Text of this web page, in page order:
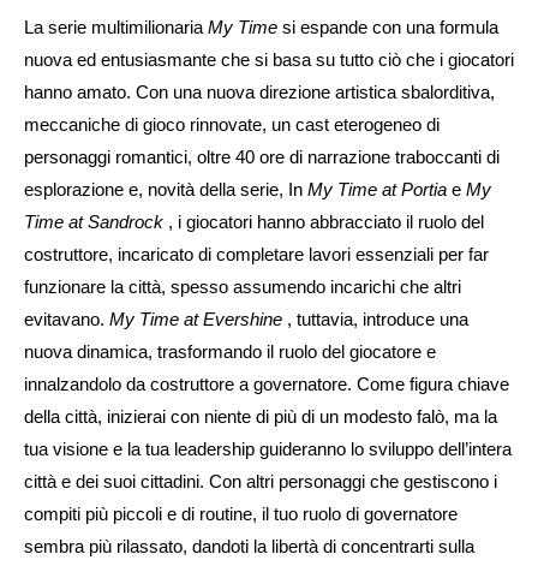
La serie multimilionaria My Time si espande con una formula
nuova ed entusiasmante che si basa su tutto ciò che i giocatori
hanno amato. Con una nuova direzione artistica sbalorditiva,
meccaniche di gioco rinnovate, un cast eterogeneo di
personaggi romantici, oltre 40 ore di narrazione traboccanti di
esplorazione e, novità della serie, In My Time at Portia e My
Time at Sandrock , i giocatori hanno abbracciato il ruolo del
costruttore, incaricato di completare lavori essenziali per far
funzionare la città, spesso assumendo incarichi che altri
evitavano. My Time at Evershine , tuttavia, introduce una
nuova dinamica, trasformando il ruolo del giocatore e
innalzandolo da costruttore a governatore. Come figura chiave
della città, inizierai con niente di più di un modesto falò, ma la
tua visione e la tua leadership guideranno lo sviluppo dell’intera
città e dei suoi cittadini. Con altri personaggi che gestiscono i
compiti più piccoli e di routine, il tuo ruolo di governatore
sembra più rilassato, dandoti la libertà di concentrarti sulla